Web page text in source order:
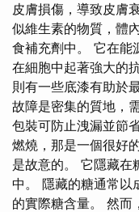
皮膚損傷，導致皮膚
似維生素的物質，體
食補充劑中。 它在能
在細胞中起著強大的
則有一些底漆有助於
故障是密集的質地，
包裝可防止洩漏並節
燃燒，那是一個很好
是故意的。 它隱藏在
中。 隱藏的糖通常以
的實際糖含量。 然而